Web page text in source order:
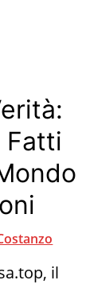
Fatti
il